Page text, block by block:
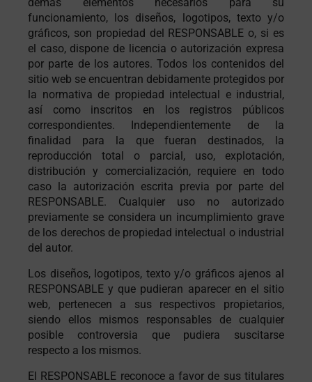
funcionamiento, los diseños, logotipos, texto y/o
gráficos, son propiedad del RESPONSABLE o, si es
el caso, dispone de licencia o autorización expresa
por parte de los autores. Todos los contenidos del
sitio web se encuentran debidamente protegidos por
la normativa de propiedad intelectual e industrial,
así como inscritos en los registros públicos
correspondientes. Independientemente de la
finalidad para la que fueran destinados, la
reproducción total o parcial, uso, explotación,
distribución y comercialización, requiere en todo
caso la autorización escrita previa por parte del
RESPONSABLE. Cualquier uso no autorizado
previamente se considera un incumplimiento grave
de los derechos de propiedad intelectual o industrial
del autor.
Los diseños, logotipos, texto y/o gráficos ajenos al
RESPONSABLE y que pudieran aparecer en el sitio
web, pertenecen a sus respectivos propietarios,
siendo ellos mismos responsables de cualquier
posible controversia que pudiera suscitarse
respecto a los mismos.
El RESPONSABLE reconoce a favor de sus titulares